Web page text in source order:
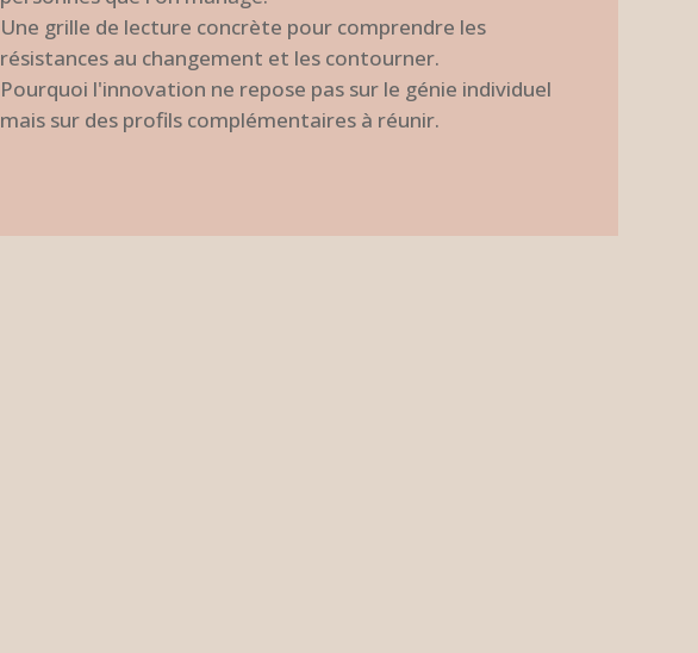
Une grille de lecture concrète pour comprendre les
résistances au changement et les contourner.
Pourquoi l'innovation ne repose pas sur le génie individuel
mais sur des profils complémentaires à réunir.